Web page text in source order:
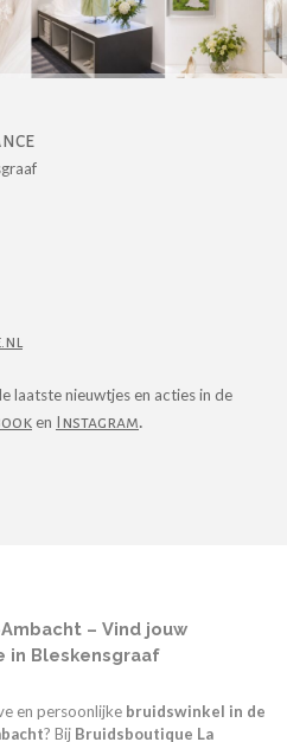
laatste nieuwtjes en acties in de
en Instagram.
– Vind jouw
in Bleskensgraaf
en persoonlijke bruidswinkel in de
? Bij Bruidsboutique La